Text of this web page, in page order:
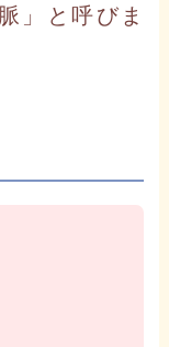
」と呼びま